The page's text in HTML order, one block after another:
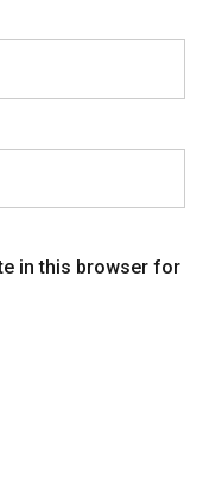
in this browser for